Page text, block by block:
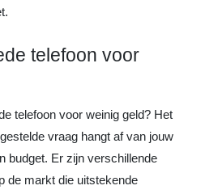
telefoon voor
telefoon voor weinig geld? Het
vraag hangt af van jouw
budget. Er zijn verschillende
de markt die uitstekende